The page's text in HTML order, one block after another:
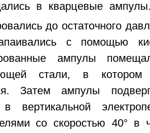
в кварцевые
до остаточного
с помощью
ампулы
стали, в котором
Затем ампулы
в вертикальной
со скоростью 40° в